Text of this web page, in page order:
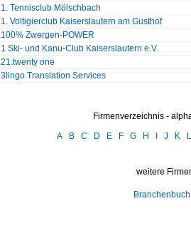
1. Tennisclub Mölschbach
1. Voltigierclub Kaiserslautern am Gusthof
100% Zwergen-POWER
1 Ski- und Kanu-Club Kaiserslautern e.V.
21.twenty one
3lingo Translation Services
Firmenverzeichnis -
A
B C D E F G H J K L
weitere